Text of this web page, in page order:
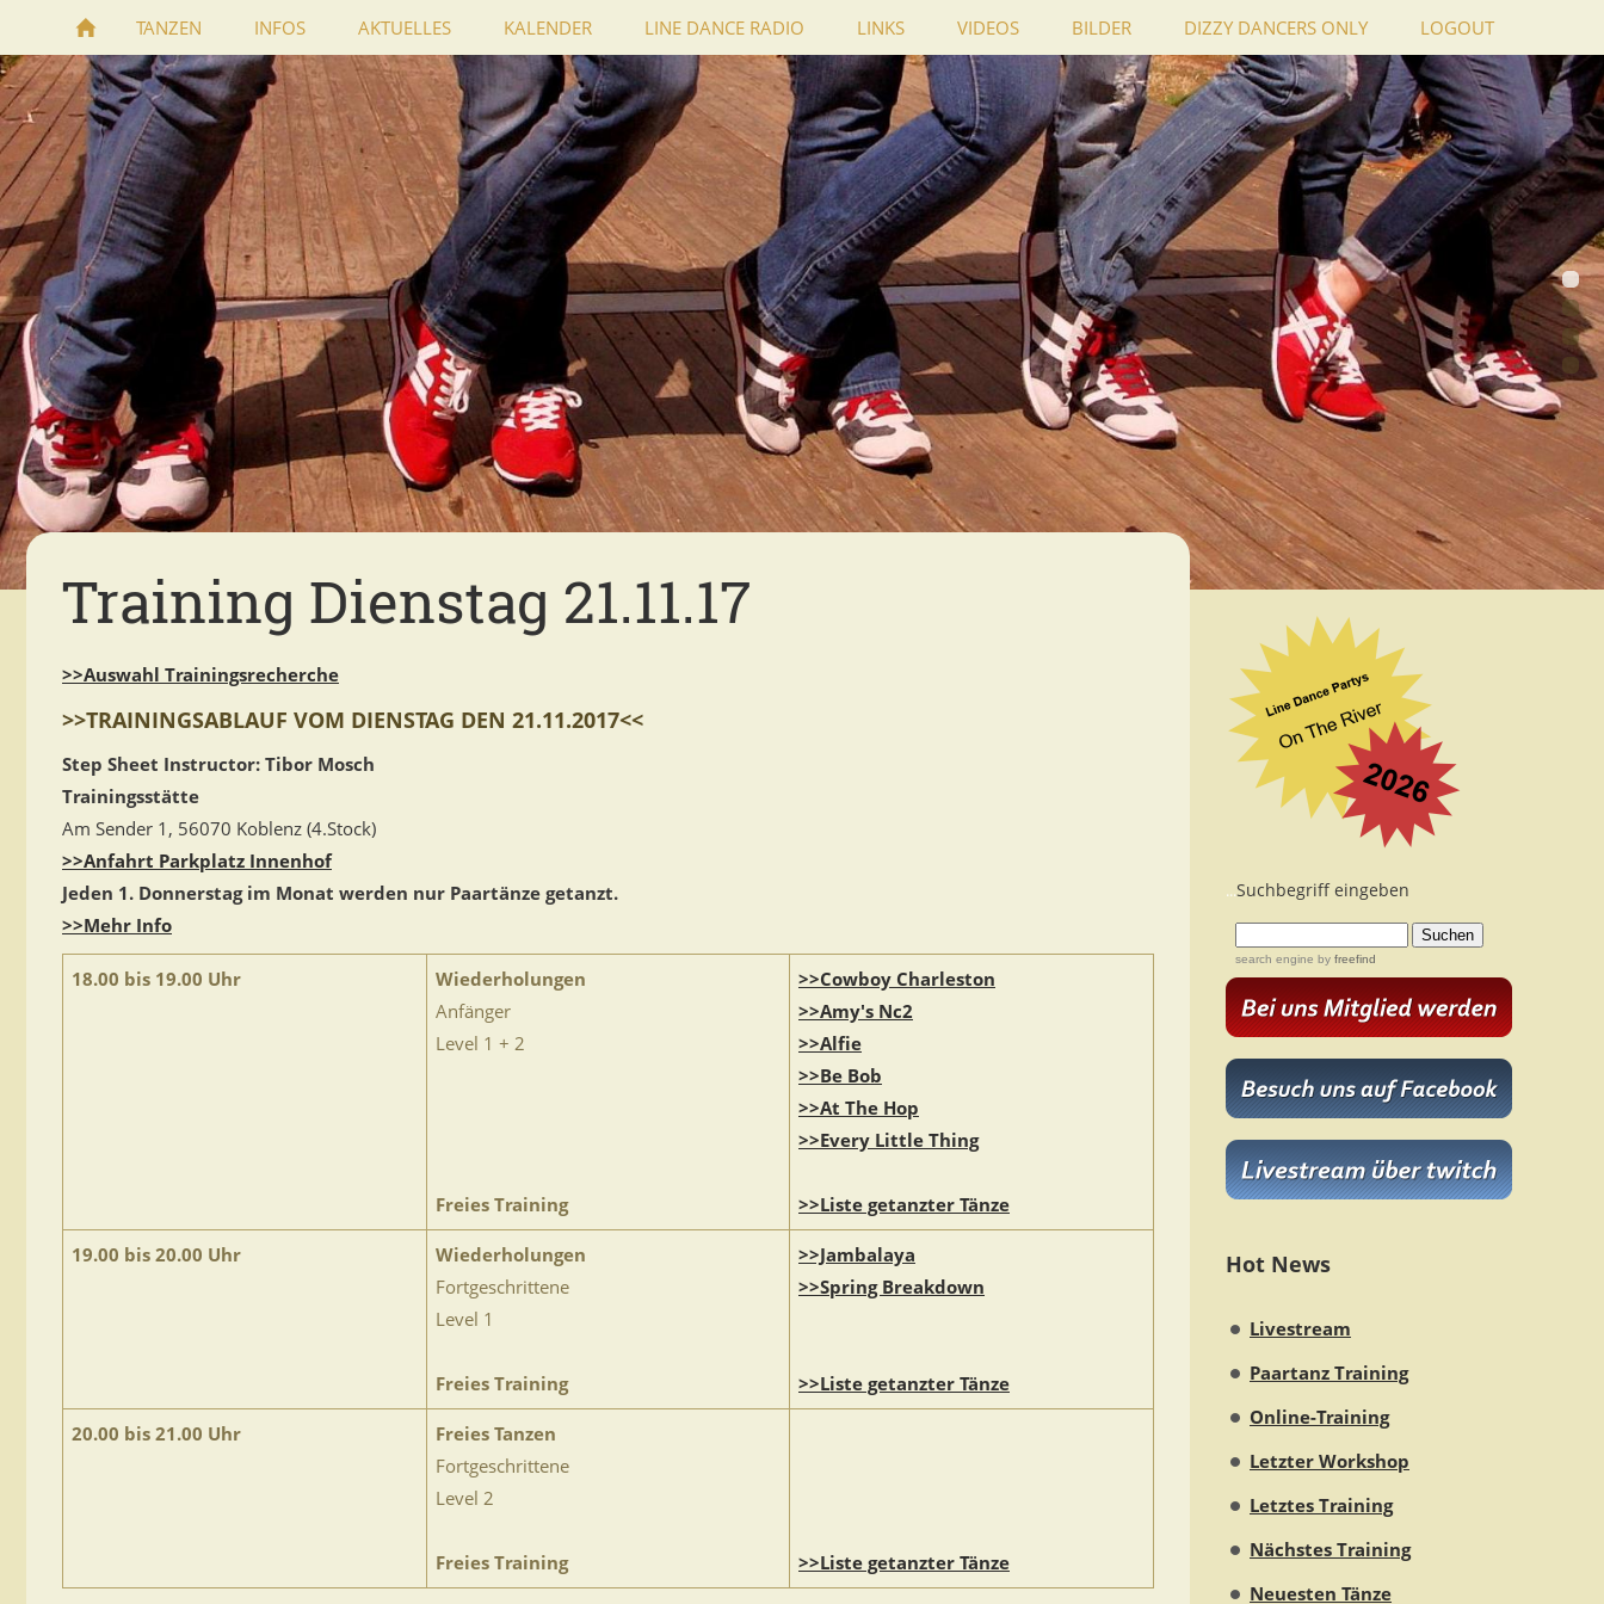
TANZEN INFOS AKTUELLES KALENDER LINE DANCE RADIO LINKS VIDEOS BILDER DIZZY DANCERS ONLY LOGOUT
Training Dienstag 21.11.17
>>Auswahl Trainingsrecherche
>>TRAININGSABLAUF VOM DIENSTAG DEN 21.11.2017<<
Step Sheet Instructor: Tibor Mosch
Trainingsstätte
Am Sender 1, 56070 Koblenz (4.Stock)
>>Anfahrt Parkplatz Innenhof
Jeden 1. Donnerstag im Monat werden nur Paartänze getanzt.
>>Mehr Info
18.00 bis 19.00 Uhr
Wiederholungen
Anfänger
Level 1 + 2
Freies Training
>>Cowboy Charleston
>>Amy's Nc2
>>Alfie
>>Be Bob
>>At The Hop
>>Every Little Thing
>>Liste getanzter Tänze
19.00 bis 20.00 Uhr
Wiederholungen
Fortgeschrittene
Level 1
Freies Training
>>Jambalaya
>>Spring Breakdown
>>Liste getanzter Tänze
20.00 bis 21.00 Uhr
Freies Tanzen
Fortgeschrittene
Level 2
Freies Training >>Liste getanzter Tänze
...Suchbegriff eingeben
search engine by freefind
Hot News
Livestream
Paartanz Training
Online-Training
Letzter Workshop
Letztes Training
Nächstes Training
Neuesten Tänze